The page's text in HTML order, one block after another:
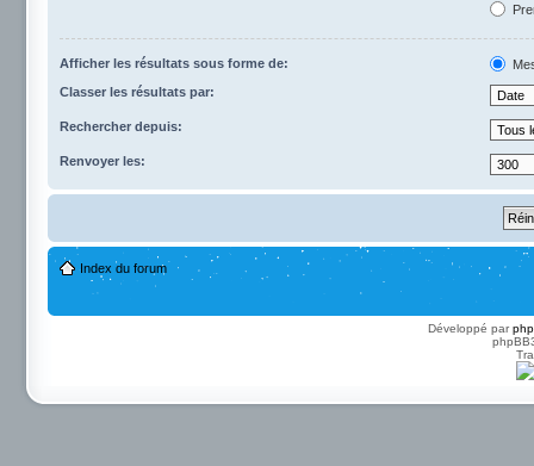
Afficher les résultats sous forme de:
Classer les résultats par:
Rechercher depuis:
Renvoyer les:
Index du forum
Développé par